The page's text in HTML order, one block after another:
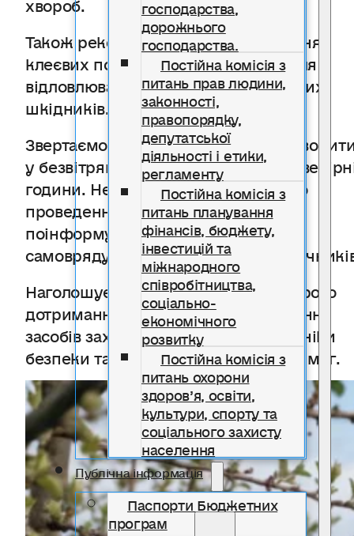
господарства,
дорожнього
господарства.
Постійна комісія з
питань прав людини,
законності,
правопорядку,
депутатської
діяльності і етики,
регламенту
Постійна комісія з
питань планування
фінансів, бюджету,
інвестицій та
міжнародного
співробітництва,
соціально-
економічного
розвитку
Постійна комісія з
питань охорони
здоров’я, освіти,
культури, спорту та
соціального захисту
населення
Публічна інформація
Паспорти Бюджетних
програм
Також рекомендується встановлення
клеєвих поясів на штамби дерев для
відловлювання довгоносиків та інших
шкідників.
Звертаємо увагу: обробки слід
у безвітряну погоду, у ранкові або
години. Не менш ніж за дві доби до
проведення робіт необхідно
поінформувати органи місцевого
самоврядування, населення та
Наголошуємо на необхідності суворого
дотримання регламентів застосування
засобів захисту рослин, правил техніки
безпеки та санітарно-гігієнічних вимог.